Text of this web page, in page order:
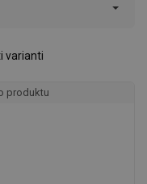
varianti
produktu